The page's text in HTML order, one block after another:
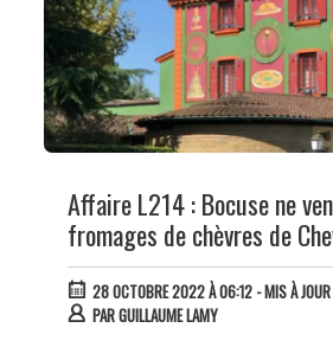
Affaire L214 : Bocuse ne
fromages de chèvres de
28 OCTOBRE 2022 À 06:12- MIS À
PARGUILLAUME LAMY